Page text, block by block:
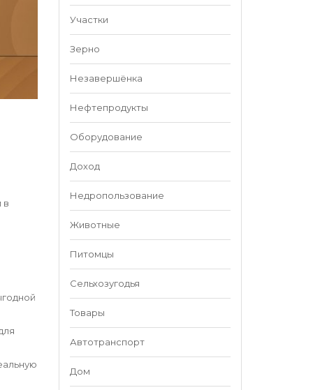
Участки
Зерно
Незавершёнка
Нефтепродукты
Оборудование
Доход
Недропользование
Животные
Питомцы
Сельхозугодья
Товары
Автотранспорт
Дом
в